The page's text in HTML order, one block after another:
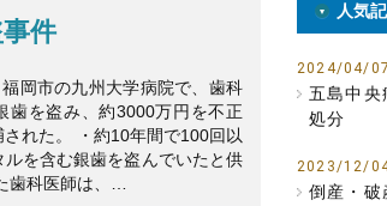
件
岡市の九州大学病院で、歯科
歯を盗み、約3000万円を不正
れた。 ・約10年間で100回以
ルを含む銀歯を盗んでいたと供
歯科医師は、…
人気
2024/04/07
五島中央
処分
2023/12/
倒産・破